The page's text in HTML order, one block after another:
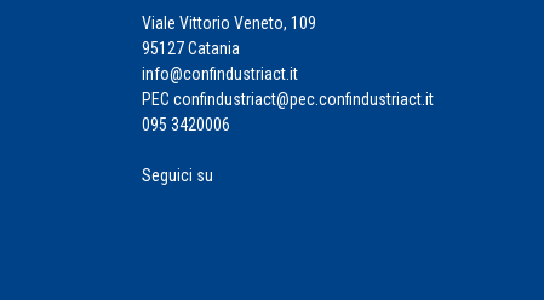
Viale Vittorio Veneto, 109
95127 Catania
info@confindustriact.it
PEC confindustriact@pec.confindustriact.it
095 3420006
Seguici su